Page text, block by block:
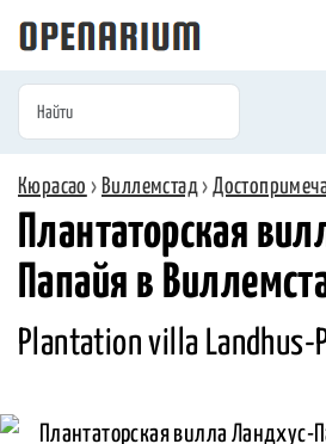
Кюрасао › Виллемстад›
Плантаторская
Папайя в
Plantation villa Landhus-